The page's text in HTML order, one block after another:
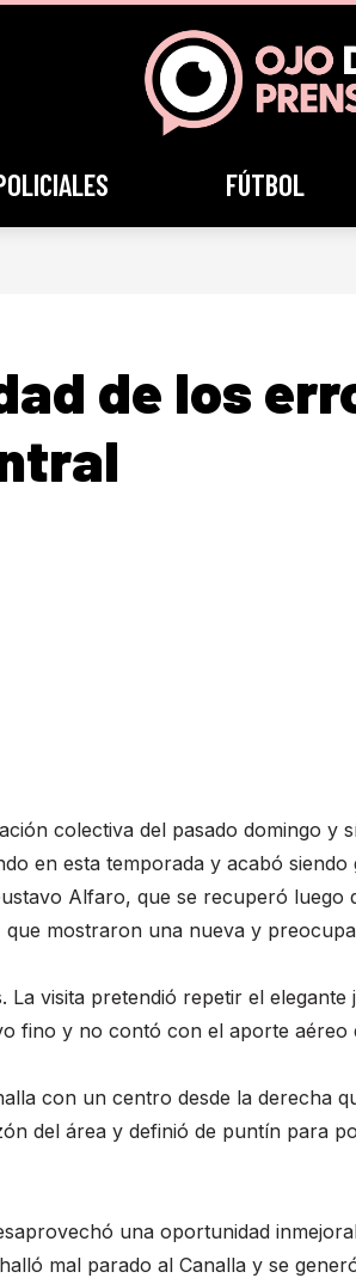
FÚTBOL
de los
colectiva del pasado domingo y
en esta temporada y acabó
Alfaro, que se recuperó luego
mostraron una nueva y
visita pretendió repetir el elegante
fino y no contó con el aporte aéreo
con un centro desde la derecha
del área y definió de puntín para
una oportunidad
mal parado al Canalla y se